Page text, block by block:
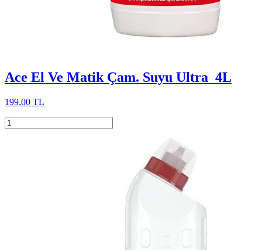
Ace El Ve Matik Çam. Suyu Ultra 4L
199,00 TL